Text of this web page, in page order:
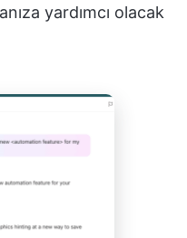
yardımcı olacak